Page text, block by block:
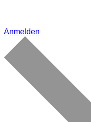
Anmelden